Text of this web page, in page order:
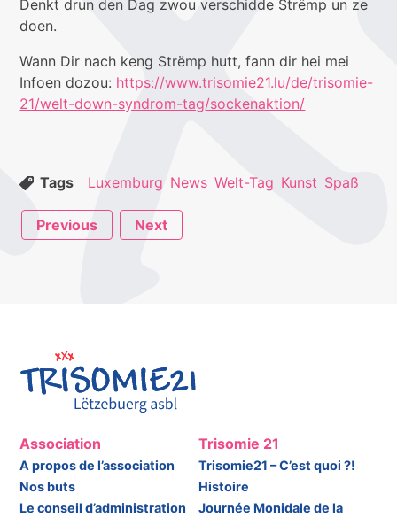
Denkt drun den Dag zwou verschidde Strëmp un ze
doen.
Wann Dir nach keng Strëmp hutt, fann dir hei mei
Infoen dozou: https://www.trisomie21.lu/de/trisomie-
21/welt-down-syndrom-tag/sockenaktion/
Tags Luxemburg News Welt-Tag Kunst Spaß
Previous Next
Association
A propos de l’association
Nos buts
Le conseil d’administration
Trisomie 21
Trisomie21 – C’est quoi ?!
Histoire
Journée Monidale de la